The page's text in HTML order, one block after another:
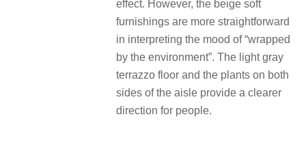
effect. However, the beige soft
furnishings are more straightforward
in interpreting the mood of “wrapped
by the environment”. The light gray
terrazzo floor and the plants on both
sides of the aisle provide a clearer
direction for people.